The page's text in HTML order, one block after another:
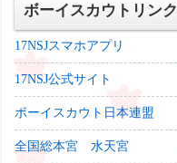
ブボーイスカウトリンク
17NSJスマホアプリ
17NSJ公式サイト
ボーイスカウト日本連盟
全国総本宮 水天宮